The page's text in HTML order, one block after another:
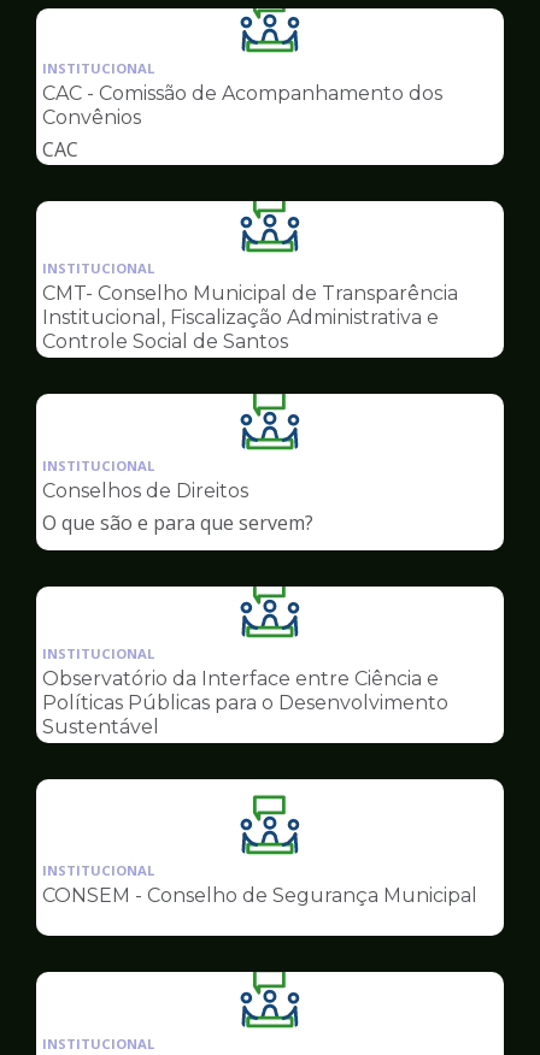
Ilustração
da
pagina
INSTITUCIONAL
CAC - Comissão de Acompanhamento dos
Convênios
CAC
Ilustração
da
pagina
de
Conselhos
INSTITUCIONAL
CMT- Conselho Municipal de Transparência
Institucional, Fiscalização Administrativa e
Controle Social de Santos
Ilustração
da
Conselhos
INSTITUCIONAL
Conselhos de Direitos
O que são e para que servem?
Ilustração
da
pagina
de
INSTITUCIONAL
Observatório da Interface entre Ciência e
Políticas Públicas para o Desenvolvimento
Sustentável
Ilustração
da
pagina
Conselhos
INSTITUCIONAL
CONSEM - Conselho de Segurança Municipal
Ilustração
da
INSTITUCIONAL